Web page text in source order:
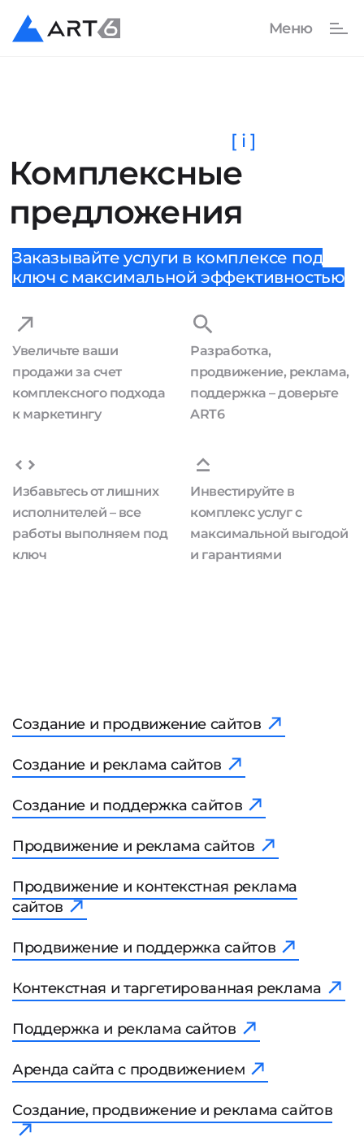
Комплексные
предложения
[ i ]
Заказывайте услуги в комплексе под
ключ с максимальной эффективностью
Увеличьте ваши
продажи за счет
комплексного подхода
к маркетингу
Разработка,
продвижение, реклама,
поддержка – доверьте
ART6
Избавьтесь от лишних
исполнителей – все
работы выполняем под
ключ
Инвестируйте в
комплекс услуг с
максимальной выгодой
и гарантиями
Создание и продвижение сайтов
Создание и реклама сайтов
Создание и поддержка сайтов
Продвижение и реклама сайтов
Продвижение и контекстная реклама
сайтов
Продвижение и поддержка сайтов
Контекстная и таргетированная реклама
Поддержка и реклама сайтов
Аренда сайта с продвижением
Создание, продвижение и реклама сайтов